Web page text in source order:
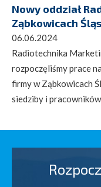
Nowy oddział
Ząbkowicach
06.06.2024
Radiotechnika
rozpoczęliśmy prace
firmy w Ząbkowicach
siedziby i